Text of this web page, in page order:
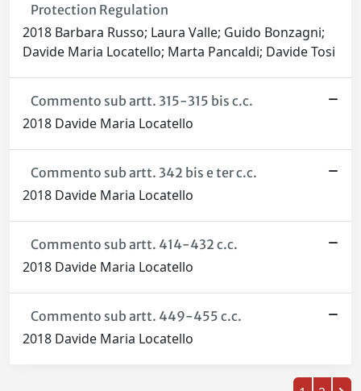
Protection Regulation
2018 Barbara Russo; Laura Valle; Guido Bonzagni;
Davide Maria Locatello; Marta Pancaldi; Davide Tosi
Commento sub artt. 315-315 bis c.c.
2018 Davide Maria Locatello
Commento sub artt. 342 bis e ter c.c.
2018 Davide Maria Locatello
Commento sub artt. 414-432 c.c.
2018 Davide Maria Locatello
Commento sub artt. 449-455 c.c.
2018 Davide Maria Locatello